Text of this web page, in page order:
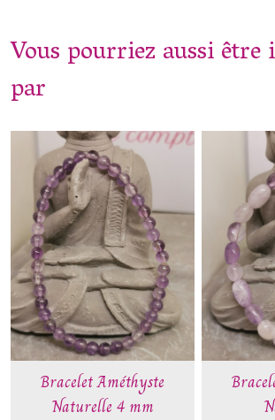
Vous pourriez aussi être
par
Bracelet Améthyste
Naturelle 4 mm